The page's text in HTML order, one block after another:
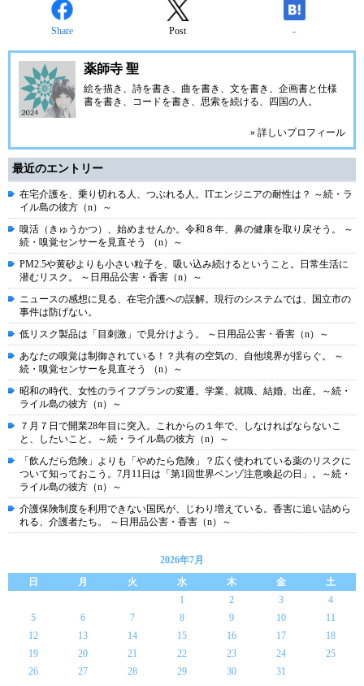
Share Post -
薬師寺 聖
絵を描き、詩を書き、曲を書き、文を書き、企画書と仕様
書を書き、コードを書き、思索を続ける、四国の人。
» 詳しいプロフィール
最近のエントリー
在宅介護を、乗り切れる人、つぶれる人。ITエンジニアの耐性は？ ～続・ラ
イル島の彼方（n）～
嗅活（きゅうかつ）、始めませんか。令和８年、鼻の健康を取り戻そう。 ～
続・嗅覚センサーを見直そう （n）～
PM2.5や黄砂よりも小さい粒子を、吸い込み続けるということ。日常生活に
潜むリスク。 ～日用品公害・香害（n）～
ニュースの感想に見る、在宅介護への誤解。現行のシステムでは、国立市の
事件は防げない。
低リスク製品は「目刺激」で見分けよう。 ～日用品公害・香害（n）～
あなたの嗅覚は制御されている！？共有の空気の、自他境界が揺らぐ。 ～
続・嗅覚センサーを見直そう （n）～
昭和の時代、女性のライフプランの変遷。学業、就職、結婚、出産。～続・
ライル島の彼方（n）～
７月７日で開業28年目に突入。これからの１年で、しなければならないこ
と、したいこと。～続・ライル島の彼方（n）～
「飲んだら危険」よりも「やめたら危険」？広く使われている薬のリスクに
ついて知っておこう。7月11日は「第1回世界ベンゾ注意喚起の日」。～続・
ライル島の彼方（n）～
介護保険制度を利用できない国民が、じわり増えている。香害に追い詰めら
れる、介護者たち。 ～日用品公害・香害（n）～
2026年7月
日
月 火 水 木 金
土
1
2 3
4
5
6 7 8 9 10
11
12
13 14 15 16 17
18
19
20 21 22 23 24
25
26
27 28 29 30 31